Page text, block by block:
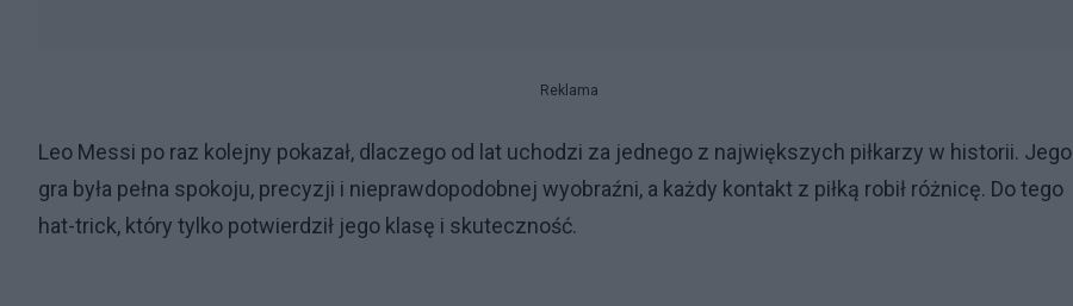
Reklama
Leo Messi po raz kolejny pokazał, dlaczego od lat uchodzi za jednego z największych piłkarzy w historii. Jego
gra była pełna spokoju, precyzji i nieprawdopodobnej wyobraźni, a każdy kontakt z piłką robił różnicę. Do tego
hat-trick, który tylko potwierdził jego klasę i skuteczność.